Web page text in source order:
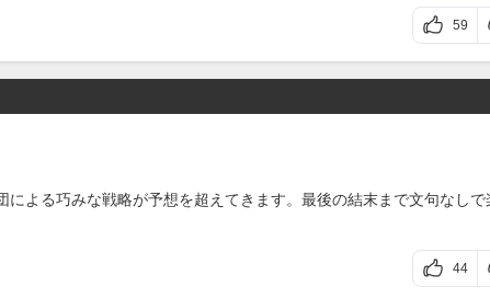
59
よる巧みな戦略が予想を超えてきます。最後の結末まで文句なしで
44